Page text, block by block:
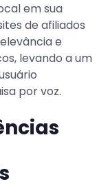
em sua
de afiliados
e
levando a um
por voz.